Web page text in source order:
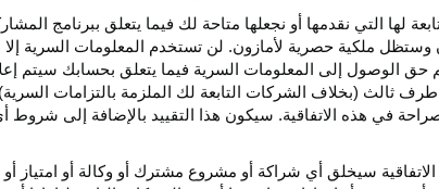
لها التي نقدمها أو نجعلها متاحة لك فيما يتعلق ببرنامج
ملكية حصرية لأمازون. لن تستخدم المعلومات السرية إلا
حق الوصول إلى المعلومات السرية فيما يتعلق بحسابك سيتم
ثالث (بخلاف الشركات التابعة لك الملزمة بالتزامات السرية)
في هذه الاتفاقية. سيكون هذا التقييد بالإضافة إلى
سيخلق أي شراكة أو مشروع مشترك أو وكالة أو امتياز